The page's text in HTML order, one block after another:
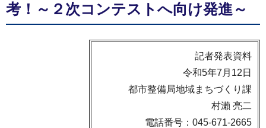
考！～２次コンテストへ向け発進～
記者発表資料
令和5年7月12日
都市整備局地域まちづくり課
村瀨 亮二
電話番号：045-671-2665